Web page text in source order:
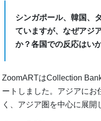
シンガポール、韓国、
ていますが、なぜアジ
か？各国での反応はい
ZoomARTはCollection
ートしました。アジアにお
く、アジア圏を中心に展開